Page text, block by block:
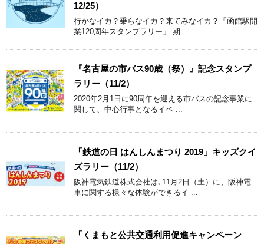
12/25）
行かなイカ？乗らなイカ？来てみなイカ？「函館駅開
業120周年スタンプラリー」 期 ...
『名古屋の市バス90歳（祭）』記念スタンプ
ラリー（11/2）
2020年2月1日に90周年を迎える市バスの記念事業に
関して、中心行事となるイベ ...
「鉄道の日 はんしんまつり 2019」キッズクイ
ズラリー（11/2）
阪神電気鉄道株式会社は､11月2日（土）に、阪神電
車に関する様々な体験ができるイ ...
「くまもと公共交通利用促進キャンペーン